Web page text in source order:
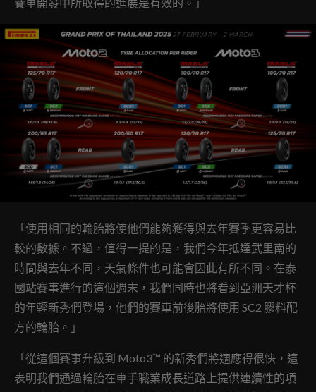
「使用相同的輪胎將使他們能夠獲得與去年賽季更容易比
較的數據。不過，值得一提的是，我們今年抵達武里南的
時間與去年不同，天氣條件也可能會因此有所不同。在泰
國站賽事進行的這個週末，我們同時也將看到亞洲天才杯
的年輕新秀們登場，他們的賽車前後胎將使用 SC2 膠料配
方的輪胎。」
「從這個賽事升級到 Moto3™ 的新秀們將適應得很快，這
表明我們通過輪胎在車手職業成長道路上提供連續性的項